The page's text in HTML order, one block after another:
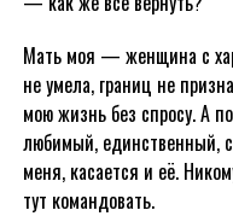
Мать моя — женщина с
не умела, границ не
мою жизнь без спросу. А
любимый, единственный,
меня, касается и её.
тут командовать.